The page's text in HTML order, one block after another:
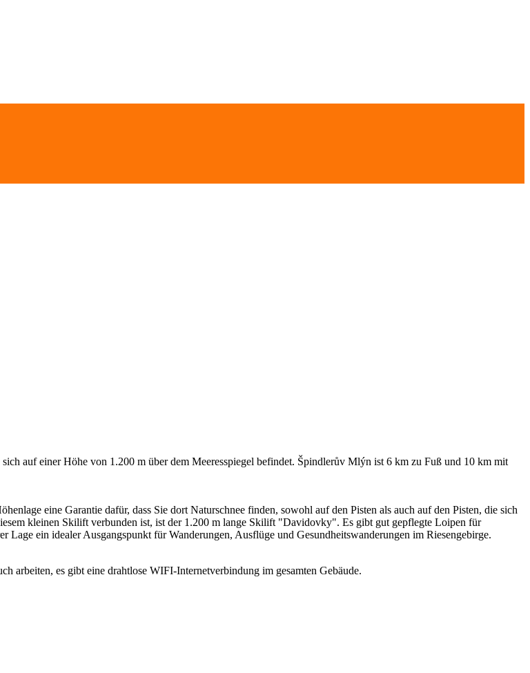
auf einer Höhe von 1.200 m über dem Meeresspiegel befindet. Špindlerův Mlýn ist 6 km zu Fuß und 10 km mit
eine Garantie dafür, dass Sie dort Naturschnee finden, sowohl auf den Pisten als auch auf den Pisten, die sich
kleinen Skilift verbunden ist, ist der 1.200 m lange Skilift "Davidovky". Es gibt gut gepflegte Loipen für
ein idealer Ausgangspunkt für Wanderungen, Ausflüge und Gesundheitswanderungen im Riesengebirge.
arbeiten, es gibt eine drahtlose WIFI-Internetverbindung im gesamten Gebäude.